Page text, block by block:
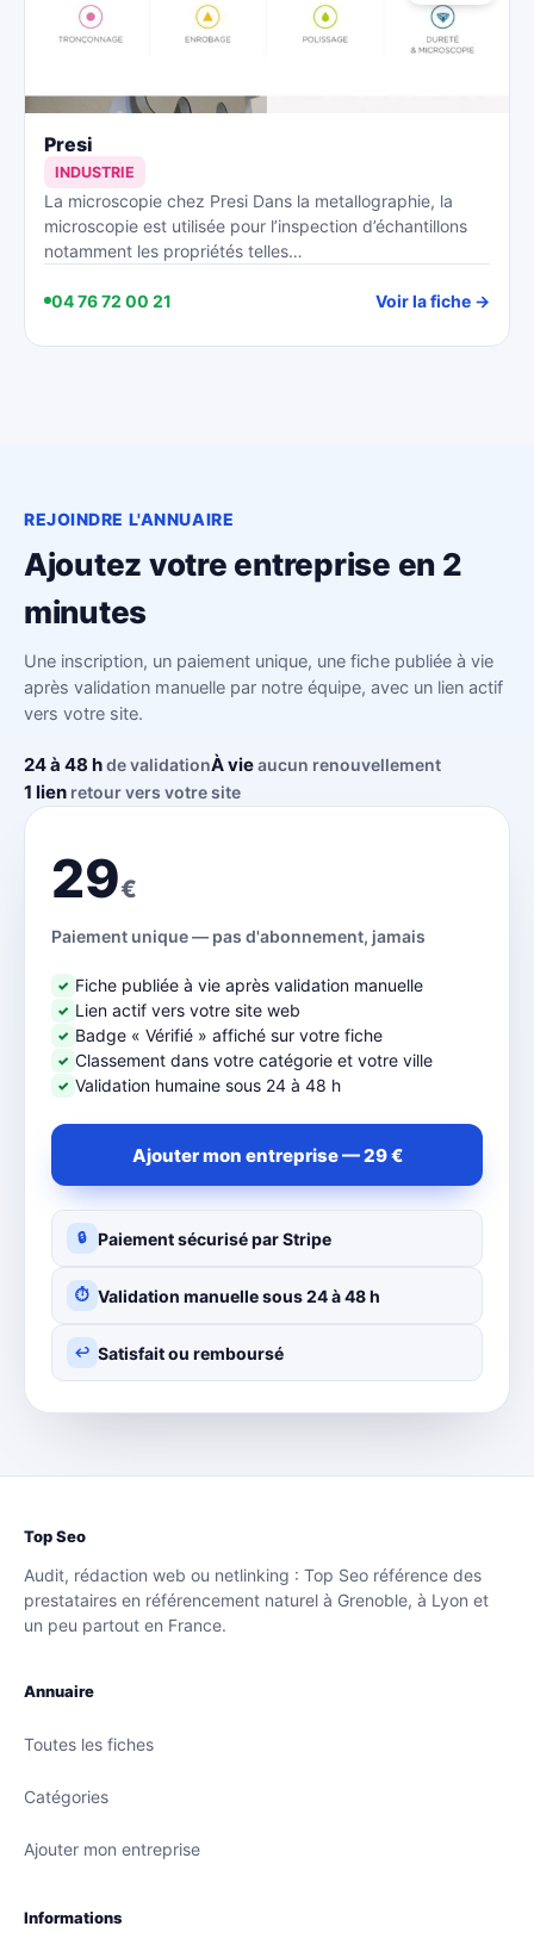
Presi
INDUSTRIE
La microscopie chez Presi Dans la metallographie, la
microscopie est utilisée pour l’inspection d’échantillons
notamment les propriétés telles…
04 76 72 00 21 Voir la fiche →
REJOINDRE L'ANNUAIRE
Ajoutez votre entreprise en 2
minutes
Une inscription, un paiement unique, une fiche publiée à vie
après validation manuelle par notre équipe, avec un lien actif
vers votre site.
24 à 48 hde validationÀ vieaucun renouvellement
1 lien retour vers votre site
29€
Paiement unique — pas d'abonnement, jamais
✓ Fiche publiée à vie après validation manuelle
✓ Lien actif vers votre site web
✓ Badge « Vérifié » affiché sur votre fiche
✓ Classement dans votre catégorie et votre ville
✓ Validation humaine sous 24 à 48 h
Ajouter mon entreprise — 29 €
🔒 Paiement sécurisé par Stripe
⏱ Validation manuelle sous 24 à 48 h
↩ Satisfait ou remboursé
Top Seo
Audit, rédaction web ou netlinking : Top Seo référence des
prestataires en référencement naturel à Grenoble, à Lyon et
un peu partout en France.
Annuaire
Toutes les fiches
Catégories
Ajouter mon entreprise
Informations